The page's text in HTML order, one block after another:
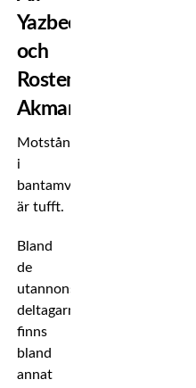
Yazbeck
och
Rostem
Akman
Motståndet
i
bantamviktsturneringen
är tufft.
Bland
de
utannonserade
deltagarna
finns
bland
annat